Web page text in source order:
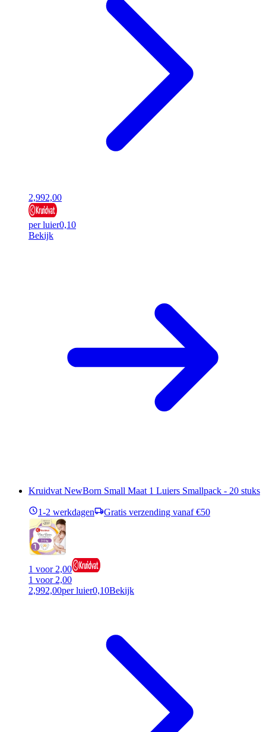
2,992,00
per luier0,10
Bekijk
Kruidvat NewBorn Small Maat 1 Luiers Smallpack - 20 stuks
1-2 werkdagen Gratis verzending vanaf €50
1 voor 2,00
1 voor 2,00
2,992,00per luier0,10Bekijk